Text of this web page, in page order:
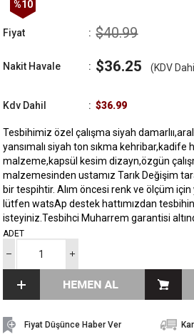
%10
Fiyat : $40.99
Nakit Havale : $36.25 (KDV
Kdv Dahil : $36.99
Tesbihimiz özel çalışma siyah
yansımalı siyah ton sıkma kehribar,kadife
malzeme,kapsül kesim dizayn,özgün
malzemesinden ustamız Tarık Değişim
bir tespihtir. Alım öncesi renk ve ölçüm için
lütfen watsAp destek hattımızdan
isteyiniz.Tesbihci Muharrem garantisi
ADET
Fiyat Düşünce Haber Ver